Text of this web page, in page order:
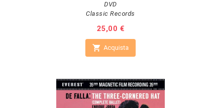
DVD
Classic Records
Prezzo
25,00 €
 Acquista